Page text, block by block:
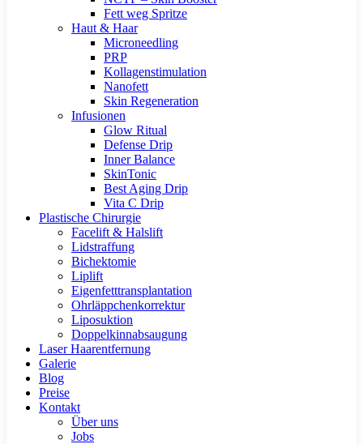
Fett weg Spritze
Haut & Haar
Microneedling
PRP
Kollagenstimulation
Nanofett
Skin Regeneration
Infusionen
Glow Ritual
Defense Drip
Inner Balance
SkinTonic
Best Aging Drip
Vita C Drip
Plastische Chirurgie
Facelift & Halslift
Lidstraffung
Bichektomie
Liplift
Eigenfetttransplantation
Ohrläppchenkorrektur
Liposuktion
Doppelkinnabsaugung
Laser Haarentfernung
Galerie
Blog
Preise
Kontakt
Über uns
Jobs